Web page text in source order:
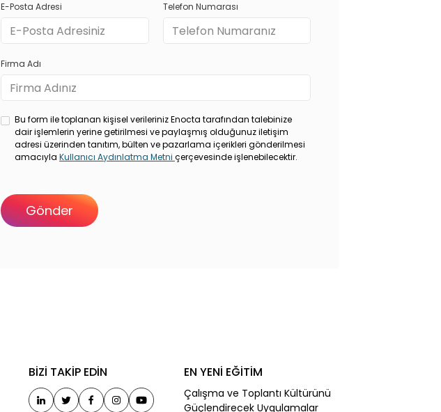
E-Posta Adresi Telefon Numarası
Firma Adı
Bu form ile toplanan kişisel verileriniz Enocta tarafından talebinize
dair işlemlerin yerine getirilmesi ve paylaşmış olduğunuz iletişim
adresi üzerinden tanıtım, bülten ve pazarlama içerikleri gönderilmesi
amacıyla Kullanıcı Aydınlatma Metni çerçevesinde işlenebilecektir.
BİZİ TAKİP EDİN EN YENİ EĞİTİM
Çalışma ve Toplantı Kültürünü
Güçlendirecek Uygulamalar